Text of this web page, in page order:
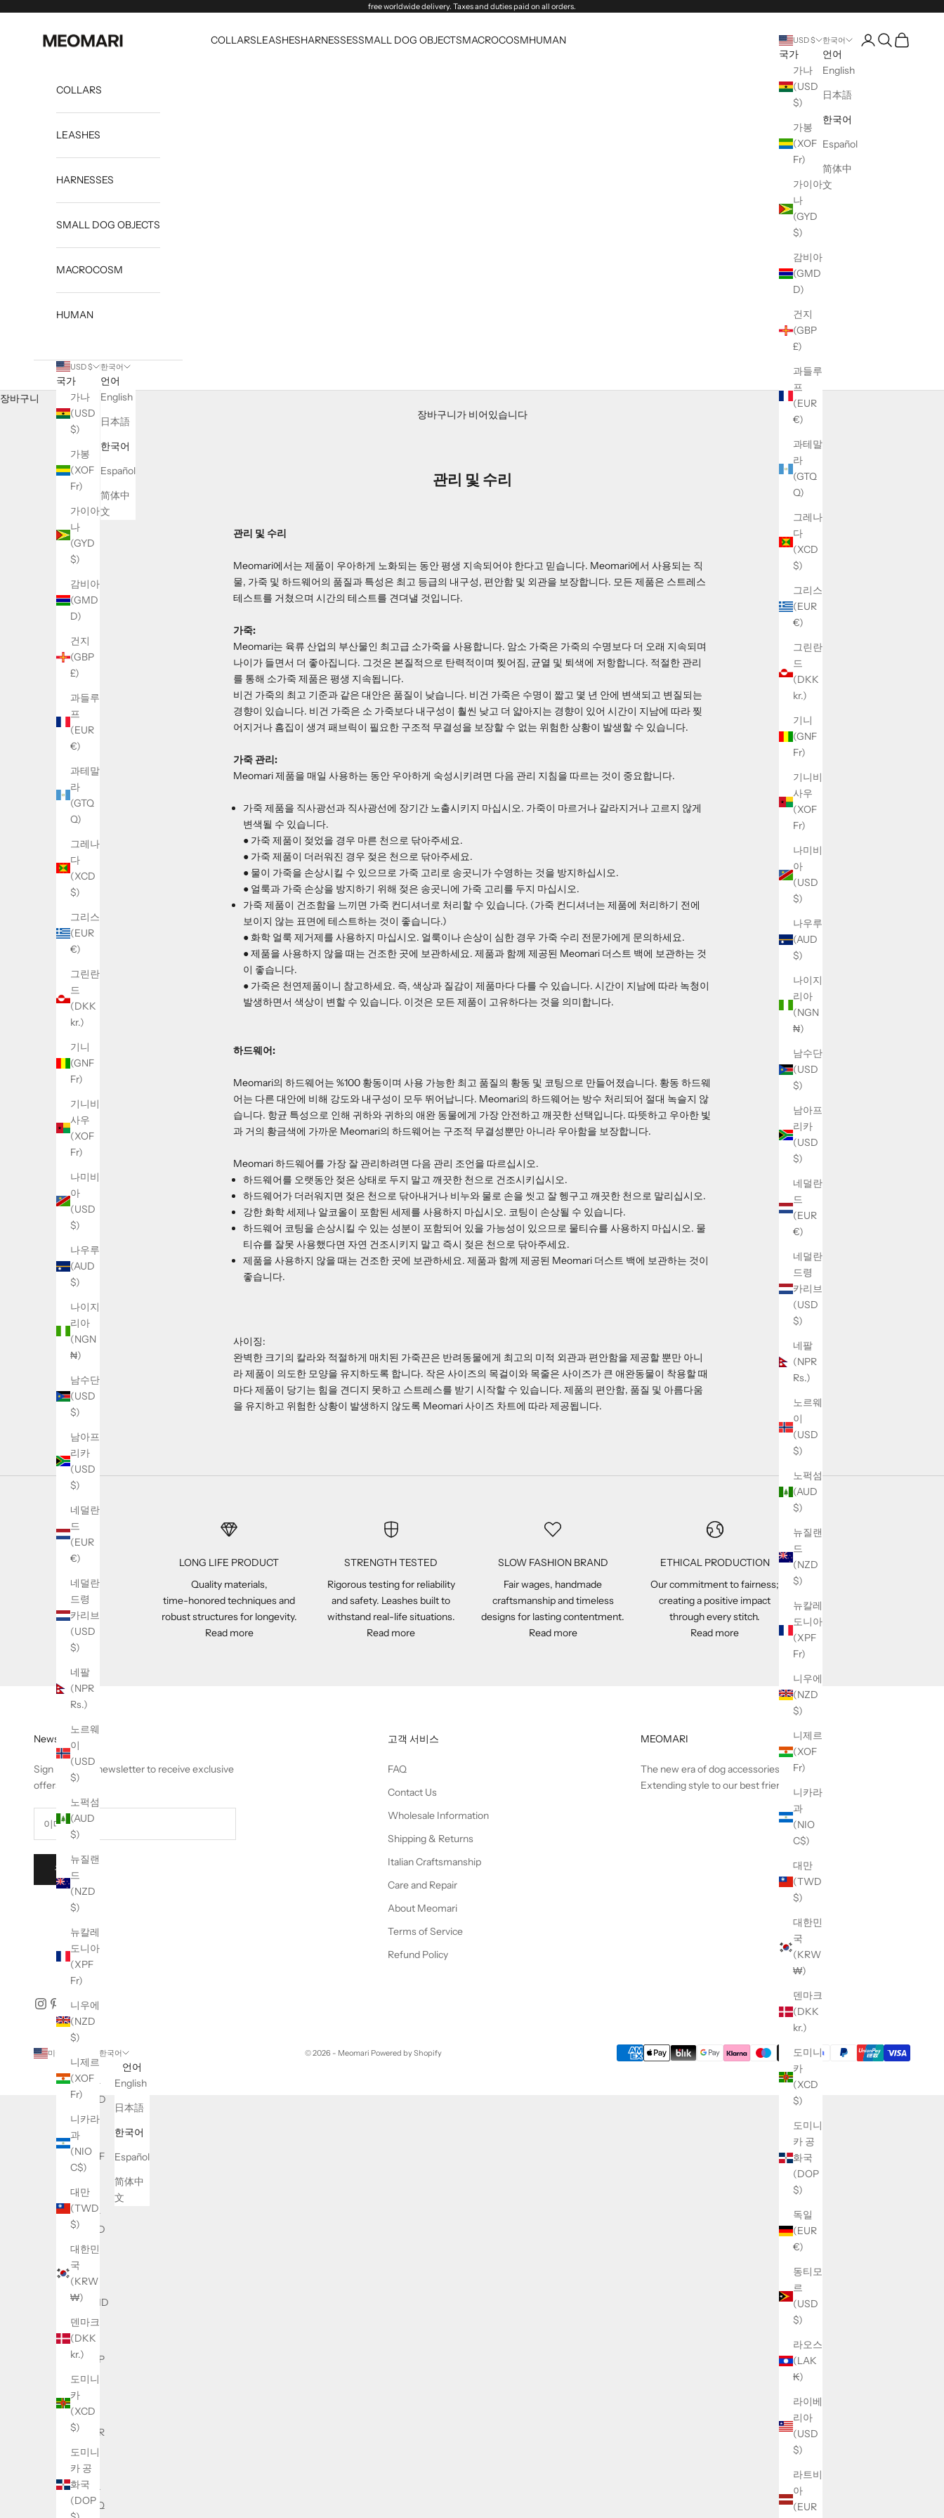
free worldwide delivery. Taxes and duties paid on all orders.
Meomari COLLARSLEASHESHARNESSESSMALL DOG OBJECTSMACROCOSMHUMAN USD $
국가
가나
(USD
$)
가봉
(XOF
Fr)
가이아
나
(GYD
$)
감비아
(GMD
D)
건지
(GBP
£)
과들루
프
(EUR
€)
과테말
라
(GTQ
Q)
그레나
다
(XCD
$)
그리스
(EUR
€)
그린란
드
(DKK
kr.)
기니
(GNF
Fr)
기니비
사우
(XOF
Fr)
나미비
아
(USD
$)
나우루
(AUD
$)
나이지
리아
(NGN
₦)
남수단
(USD
$)
남아프
리카
(USD
$)
네덜란
드
(EUR
€)
네덜란
드령
카리브
(USD
$)
네팔
(NPR
Rs.)
노르웨
이
(USD
$)
노퍽섬
(AUD
$)
뉴질랜
드
(NZD
$)
뉴칼레
도니아
(XPF
Fr)
니우에
(NZD
$)
니제르
(XOF
Fr)
니카라
과
(NIO
C$)
대만
(TWD
$)
대한민
국
(KRW
₩)
덴마크
(DKK
kr.)
도미니
카
(XCD
$)
도미니
카 공
화국
(DOP
$)
독일
(EUR
€)
동티모
르
(USD
$)
라오스
(LAK
₭)
라이베
리아
(USD
$)
라트비
아
(EUR
한국어
언어
English
日本語
한국어
Español
简体中
文
계정 페이지 열기
검색 열기장바구니
COLLARS
LEASHES
HARNESSES
SMALL DOG OBJECTS
MACROCOSM
HUMAN
USD $
국가
가나
(USD
$)
가봉
(XOF
Fr)
가이아
나
(GYD
$)
감비아
(GMD
D)
건지
(GBP
£)
과들루
프
(EUR
€)
과테말
라
(GTQ
Q)
그레나
다
(XCD
$)
그리스
(EUR
€)
그린란
드
(DKK
kr.)
기니
(GNF
Fr)
기니비
사우
(XOF
Fr)
나미비
아
(USD
$)
나우루
(AUD
$)
나이지
리아
(NGN
₦)
남수단
(USD
$)
남아프
리카
(USD
$)
네덜란
드
(EUR
€)
네덜란
드령
카리브
(USD
$)
네팔
(NPR
Rs.)
노르웨
이
(USD
$)
노퍽섬
(AUD
$)
뉴질랜
드
(NZD
$)
뉴칼레
도니아
(XPF
Fr)
니우에
(NZD
$)
니제르
(XOF
Fr)
니카라
과
(NIO
C$)
대만
(TWD
$)
대한민
국
(KRW
₩)
덴마크
(DKK
kr.)
도미니
카
(XCD
$)
도미니
카 공
화국
(DOP
한국어
언어
English
日本語
한국어
Español
简体中
文
장바구니
장바구니가 비어있습니다
관리 및 수리
관리 및 수리
Meomari에서는 제품이 우아하게 노화되는 동안 평생 지속되어야 한다고 믿습니다. Meomari에서 사용되는 직
물, 가죽 및 하드웨어의 품질과 특성은 최고 등급의 내구성, 편안함 및 외관을 보장합니다. 모든 제품은 스트레스
테스트를 거쳤으며 시간의 테스트를 견뎌낼 것입니다.
가죽:
Meomari는 육류 산업의 부산물인 최고급 소가죽을 사용합니다. 암소 가죽은 가죽의 수명보다 더 오래 지속되며
나이가 들면서 더 좋아집니다. 그것은 본질적으로 탄력적이며 찢어짐, 균열 및 퇴색에 저항합니다. 적절한 관리
를 통해 소가죽 제품은 평생 지속됩니다.
비건 가죽의 최고 기준과 같은 대안은 품질이 낮습니다. 비건 가죽은 수명이 짧고 몇 년 안에 변색되고 변질되는
경향이 있습니다. 비건 가죽은 소 가죽보다 내구성이 훨씬 낮고 더 얇아지는 경향이 있어 시간이 지남에 따라 찢
어지거나 흠집이 생겨 패브릭이 필요한 구조적 무결성을 보장할 수 없는 위험한 상황이 발생할 수 있습니다.
가죽 관리:
Meomari 제품을 매일 사용하는 동안 우아하게 숙성시키려면 다음 관리 지침을 따르는 것이 중요합니다.
가죽 제품을 직사광선과 직사광선에 장기간 노출시키지 마십시오. 가죽이 마르거나 갈라지거나 고르지 않게
변색될 수 있습니다.
● 가죽 제품이 젖었을 경우 마른 천으로 닦아주세요.
● 가죽 제품이 더러워진 경우 젖은 천으로 닦아주세요.
● 물이 가죽을 손상시킬 수 있으므로 가죽 고리로 송곳니가 수영하는 것을 방지하십시오.
● 얼룩과 가죽 손상을 방지하기 위해 젖은 송곳니에 가죽 고리를 두지 마십시오.
가죽 제품이 건조함을 느끼면 가죽 컨디셔너로 처리할 수 있습니다. (가죽 컨디셔너는 제품에 처리하기 전에
보이지 않는 표면에 테스트하는 것이 좋습니다.)
● 화학 얼룩 제거제를 사용하지 마십시오. 얼룩이나 손상이 심한 경우 가죽 수리 전문가에게 문의하세요.
● 제품을 사용하지 않을 때는 건조한 곳에 보관하세요. 제품과 함께 제공된 Meomari 더스트 백에 보관하는 것
이 좋습니다.
● 가죽은 천연제품이니 참고하세요. 즉, 색상과 질감이 제품마다 다를 수 있습니다. 시간이 지남에 따라 녹청이
발생하면서 색상이 변할 수 있습니다. 이것은 모든 제품이 고유하다는 것을 의미합니다.
하드웨어:
Meomari의 하드웨어는 %100 황동이며 사용 가능한 최고 품질의 황동 및 코팅으로 만들어졌습니다. 황동 하드웨
어는 다른 대안에 비해 강도와 내구성이 모두 뛰어납니다. Meomari의 하드웨어는 방수 처리되어 절대 녹슬지 않
습니다. 항균 특성으로 인해 귀하와 귀하의 애완 동물에게 가장 안전하고 깨끗한 선택입니다. 따뜻하고 우아한 빛
과 거의 황금색에 가까운 Meomari의 하드웨어는 구조적 무결성뿐만 아니라 우아함을 보장합니다.
Meomari 하드웨어를 가장 잘 관리하려면 다음 관리 조언을 따르십시오.
하드웨어를 오랫동안 젖은 상태로 두지 말고 깨끗한 천으로 건조시키십시오.
하드웨어가 더러워지면 젖은 천으로 닦아내거나 비누와 물로 손을 씻고 잘 헹구고 깨끗한 천으로 말리십시오.
강한 화학 세제나 알코올이 포함된 세제를 사용하지 마십시오. 코팅이 손상될 수 있습니다.
하드웨어 코팅을 손상시킬 수 있는 성분이 포함되어 있을 가능성이 있으므로 물티슈를 사용하지 마십시오. 물
티슈를 잘못 사용했다면 자연 건조시키지 말고 즉시 젖은 천으로 닦아주세요.
제품을 사용하지 않을 때는 건조한 곳에 보관하세요. 제품과 함께 제공된 Meomari 더스트 백에 보관하는 것이
좋습니다.
사이징:
완벽한 크기의 칼라와 적절하게 매치된 가죽끈은 반려동물에게 최고의 미적 외관과 편안함을 제공할 뿐만 아니
라 제품이 의도한 모양을 유지하도록 합니다. 작은 사이즈의 목걸이와 목줄은 사이즈가 큰 애완동물이 착용할 때
마다 제품이 당기는 힘을 견디지 못하고 스트레스를 받기 시작할 수 있습니다. 제품의 편안함, 품질 및 아름다움
을 유지하고 위험한 상황이 발생하지 않도록 Meomari 사이즈 차트에 따라 제공됩니다.
LONG LIFE PRODUCT
Quality materials,
time-honored techniques and
robust structures for longevity.
Read more
STRENGTH TESTED
Rigorous testing for reliability
and safety. Leashes built to
withstand real-life situations.
Read more
SLOW FASHION BRAND
Fair wages, handmade
craftsmanship and timeless
designs for lasting contentment.
Read more
ETHICAL PRODUCTION
Our commitment to fairness;
creating a positive impact
through every stitch.
Read more
Newsletter
Sign up to our newsletter to receive exclusive
offers.
구독
고객 서비스
FAQ
Contact Us
Wholesale Information
Shipping & Returns
Italian Craftsmanship
Care and Repair
About Meomari
Terms of Service
Refund Policy
MEOMARI
The new era of dog accessories.
Extending style to our best friend.
미국 (USD $)
국가
가나
(USD
$)
(XOF
Fr)
가이
아나
(GYD
$)
아
(GMD
D)
건지
(GBP
£)
루프
(EUR
€)
과테
말라
(GTQ
한국어
언어
English
日本語
한국어
Español
简体中
文
© 2026 - Meomari Powered by Shopify